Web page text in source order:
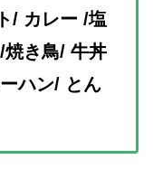
/ カレー /塩
き鳥/ 牛丼
ハン/ とん